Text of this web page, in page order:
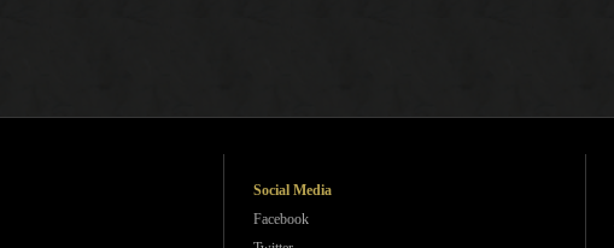
Social Media
Facebook